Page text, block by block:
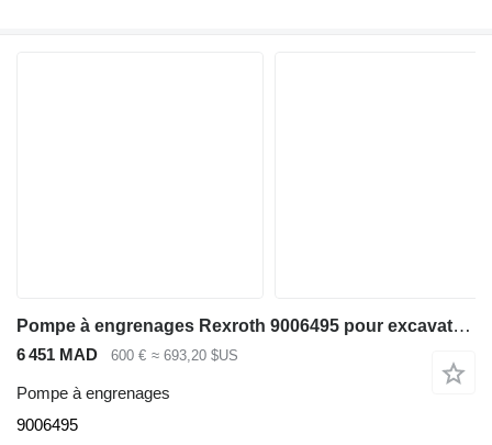
Pompe à engrenages Rexroth 9006495 pour excavateur Liebherr A918 / A920 / LH24 M / LH26 M / LH26 EC
6 451 MAD 600 € ≈ 693,20 $US
Pompe à engrenages
9006495